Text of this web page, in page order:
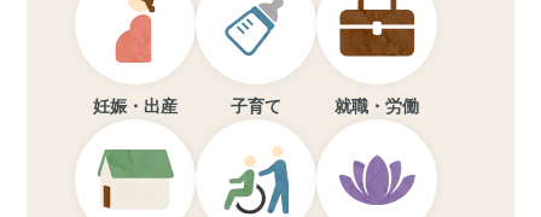
妊娠・出産 子育て 就職・労働